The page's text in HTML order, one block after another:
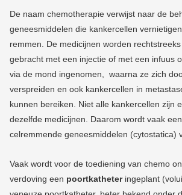
De naam chemotherapie verwijst naar de
geneesmiddelen die kankercellen
remmen. De medicijnen worden
gebracht met een injectie of met een infuus
via de mond ingenomen, waarna ze zich
verspreiden en ook kankercellen in
kunnen bereiken. Niet alle kankercellen zijn
dezelfde medicijnen. Daarom wordt vaak
celremmende geneesmiddelen (cytostatica)
Vaak wordt voor de toediening van chemo
verdoving een poortkatheter ingeplant